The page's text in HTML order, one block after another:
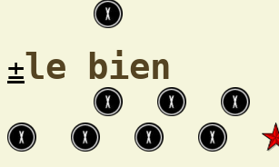
±le bien